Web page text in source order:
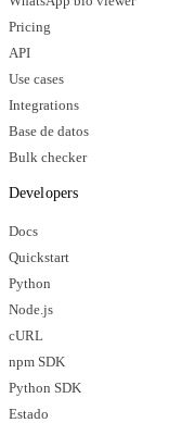
Pricing
API
Use cases
Integrations
Base de datos
Bulk checker
Developers
Docs
Quickstart
Python
Node.js
cURL
npm SDK
Python SDK
Estado